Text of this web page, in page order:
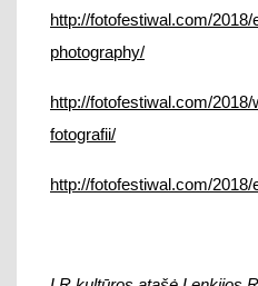
http://fotofestiwal.com/
photography/
http://fotofestiwal.com/
fotografii/
http://fotofestiwal.com/